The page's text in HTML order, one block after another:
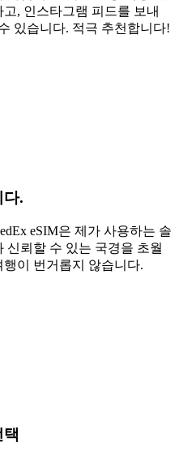
, 인스타그램 피드를 보내
있습니다. 적극 추천합니다!
다.
eSIM은 제가 사용하는 솔
신뢰할 수 있는 국경을 초월
이 번거롭지 않습니다.